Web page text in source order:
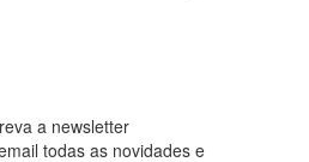
a newsletter
todas as novidades e